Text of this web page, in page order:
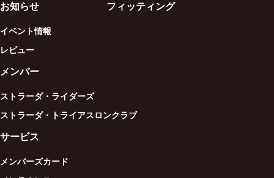
お知らせ
イベント情報
レビュー
フィッティング
メンバー
ストラーダ・ライダーズ
ストラーダ・トライアスロンクラブ
サービス
メンバーズカード